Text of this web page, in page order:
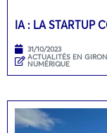
IA : LA STARTUP
31/10/2023
ACTUALITÉS EN
NUMÉRIQUE